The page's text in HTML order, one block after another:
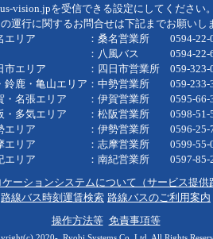
vision.jpを受信できる設定にしてください。
運行に関するお問合せは下記までお願いし
エリア ：桑名営業所 0594-22-
風バス 0594-22-
市エリア ：四日市営業所 059-323-
鹿・亀山エリア：中勢営業所 059-233-
・名張エリア ：伊賀営業所 0595-66-
・多気エリア ：松阪営業所 0598-51-
エリア ：伊勢営業所 0596-25-
エリア ：志摩営業所 0599-55-
エリア ：南紀営業所 0597-85-
ーションシステムについて（サービス提供
路線バス時刻運賃検索 路線バスのご利用案内
操作方法等 免責事項等